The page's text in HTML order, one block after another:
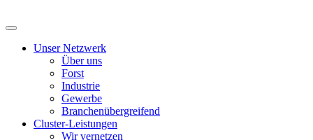
Unser Netzwerk
Über uns
Forst
Industrie
Gewerbe
Branchenübergreifend
Cluster-Leistungen
Wir vernetzen